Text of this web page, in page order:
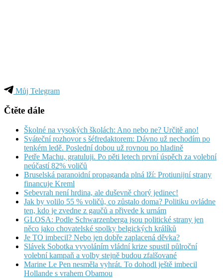
Můj Telegram
Čtěte dále
Školné na vysokých školách: Ano nebo ne? Určitě ano!
Sváteční rozhovor s šéfredaktorem: Dávno už nechodím po
tenkém ledě. Poslední dobou už rovnou po hladině
Petře Machu, gratuluji. Po pěti letech první úspěch za volební
neúčastí 82% voličů
Bruselská paranoidní propaganda plná lží: Protiunijní strany
financuje Kreml
Sebevrah není hrdina, ale duševně chorý jedinec!
Jak by volilo 55 % voličů, co zůstalo doma? Politiku ovládne
ten, kdo je zvedne z gaučů a přivede k urnám
GLOSA: Podle Schwarzenberga jsou politické strany jen
něco jako chovatelské spolky belgických králíků
Je TO imbecil? Nebo jen dobře zaplacená děvka?
Slávek Sobotka vyvoláním vládní krize spustil půlroční
volební kampaň a volby stejně budou zfalšované
Marine Le Pen nesměla vyhrát. To dohodl ještě imbecil
Hollande s vrahem Obamou